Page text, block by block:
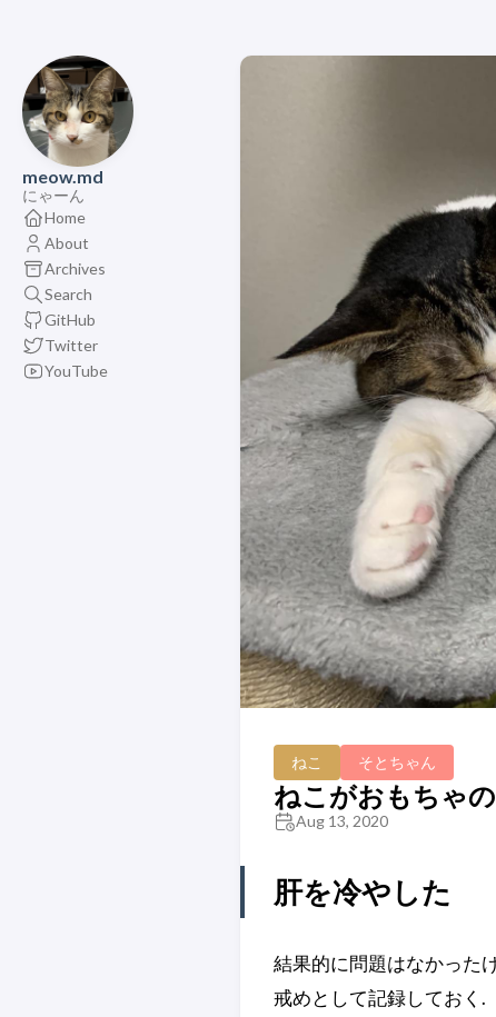
meow.md
にゃーん
Home
About
Archives
Search
GitHub
Twitter
YouTube
ねこ そとちゃん
ねこがおもちゃ
Aug 13, 2020
肝を冷やした
結果的に問題はなかった
戒めとして記録しておく.